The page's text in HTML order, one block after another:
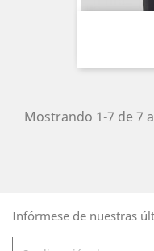
Mostrando 1-7 de 7
Infórmese de nuestras